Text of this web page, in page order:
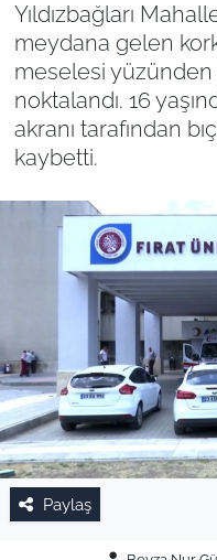
Yıldızbağları
meydana gelen
meselesi yüzünden
noktalandı. 16
akranı tarafından
kaybetti.
Paylaş